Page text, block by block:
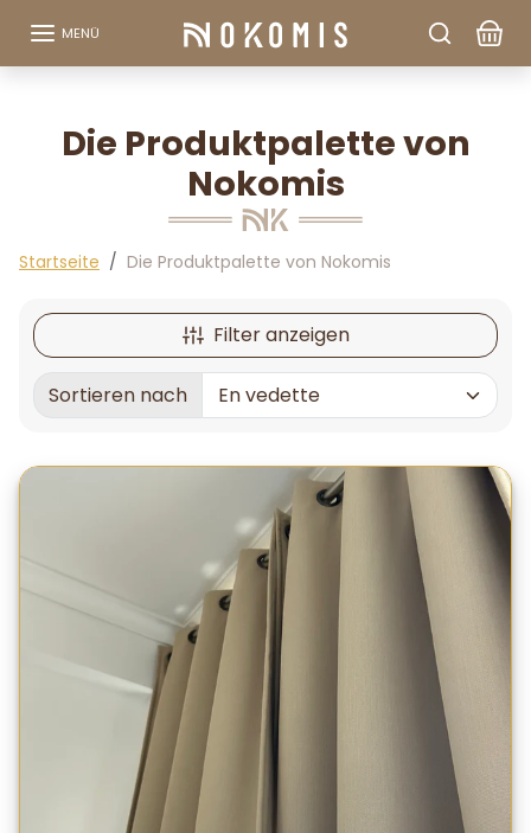
MENÜ
Die Produktpalette von
Nokomis
Startseite Die Produktpalette von Nokomis
Filter anzeigen
Sortieren nach